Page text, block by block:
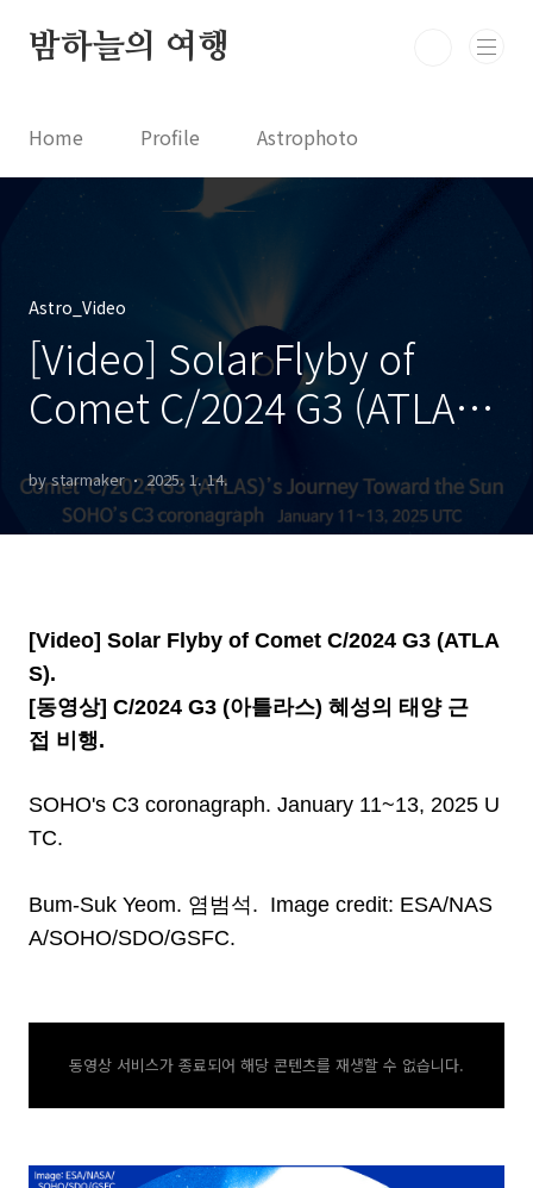
밤하늘의 여행
Home Profile Astrophoto
Comet News Astro Video
Astrophotography
Astro_Video
[Video] Solar Flyby of
Comet C/2024 G3 (ATLAS)
[동영상] C/2024 G3 (아틀라
스) 혜성의 태양 근접 비행
by starmaker 2025. 1. 14.
[Video] Solar Flyby of Comet C/2024 G3 (ATLA
S).
[동영상] C/2024 G3 (아틀라스) 혜성의 태양 근
접 비행.
SOHO's C3 coronagraph. January 11~13, 2025 U
TC.
Bum-Suk Yeom. 염범석. Image credit: ESA/NAS
A/SOHO/SDO/GSFC.
동영상 서비스가 종료되어 해당 콘텐츠를 재생할 수 없습니다.